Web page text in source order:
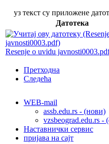
уз текст су приложене
Датотека
Resenje o uvidu
Претходна
Следећа
WEB-mail
assb.edu.rs - (нови)
vzsbeograd.edu.rs -
Наставнички сервис
пријава на сајт